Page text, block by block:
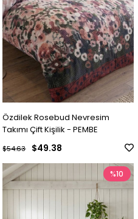
Özdilek Rosebud Nevresim
Takımı Çift Kişilik - PEMBE
$49.38
$54.63
%10